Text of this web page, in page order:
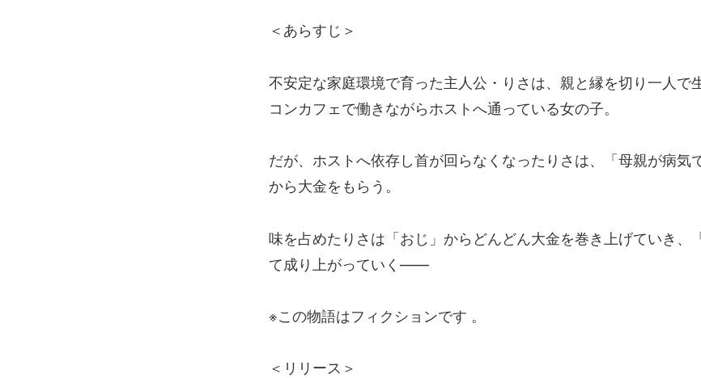
＜あらすじ＞
不安定な家庭環境で育った主人公・りさは、親と縁を切り一人で
コンカフェで働きながらホストへ通っている女の子。
だが、ホストへ依存し首が回らなくなったりさは、「母親が病気
から大金をもらう。
味を占めたりさは「おじ」からどんどん大金を巻き上げていき、
て成り上がっていく——
※この物語はフィクションです 。
＜リリース＞